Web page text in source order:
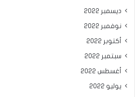
ديسمبر 2022
نوفمبر 2022
أكتوبر 2022
سبتمبر 2022
أغسطس 2022
يوليو 2022